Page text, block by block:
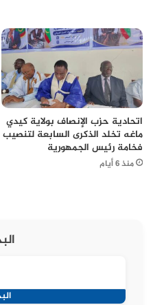
اتحادية حزب الإنصاف بولاية كيدي
ماغه تخلد الذكرى السابعة لتنصيب
فخامة رئيس الجمهورية
منذ 6 أيام